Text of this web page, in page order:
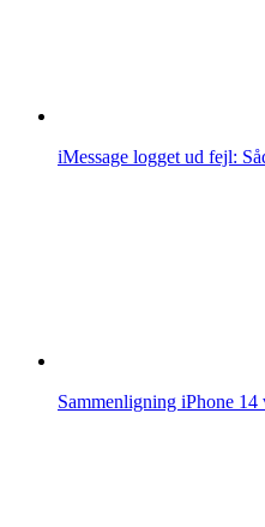
iMessage logget ud fejl:
Sammenligning iPhone